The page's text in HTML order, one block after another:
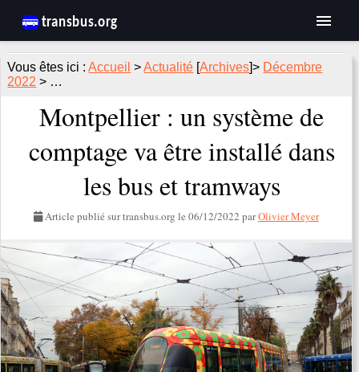
Accueil >Actualité [Archives ]> Décembre
2022 > …
Montpellier : un système de
comptage va être installé dans
les bus et tramways
Article publié sur transbus.org le 06/12/2022 parOlivier Meyer